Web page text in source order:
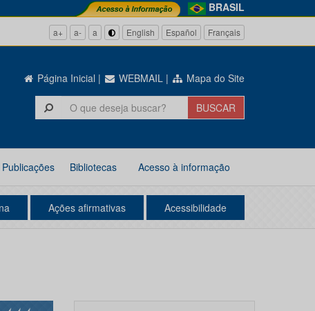
BRASIL
a+ a- a English Español Français
Página Inicial | WEBMAIL | Mapa do Site
Publicações Bibliotecas Acesso à informação
Ações afirmativas Acessibilidade